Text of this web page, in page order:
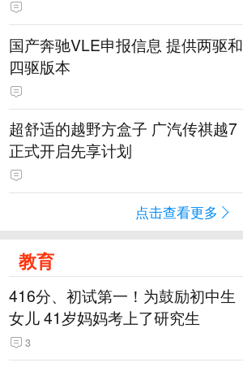
国产奔驰VLE申报信息 提供两驱和
四驱版本
超舒适的越野方盒子 广汽传祺越7
正式开启先享计划
点击查看更多
教育
416分、初试第一！为鼓励初中生
女儿 41岁妈妈考上了研究生
3